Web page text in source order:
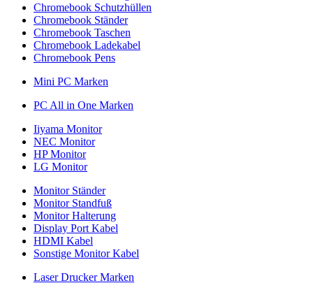
Chromebook Schutzhüllen
Chromebook Ständer
Chromebook Taschen
Chromebook Ladekabel
Chromebook Pens
Mini PC Marken
PC All in One Marken
Iiyama Monitor
NEC Monitor
HP Monitor
LG Monitor
Monitor Ständer
Monitor Standfuß
Monitor Halterung
Display Port Kabel
HDMI Kabel
Sonstige Monitor Kabel
Laser Drucker Marken